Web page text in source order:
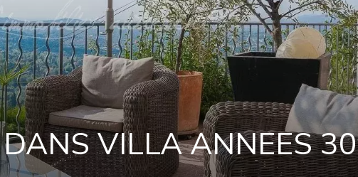
VILLA ANNEES 30